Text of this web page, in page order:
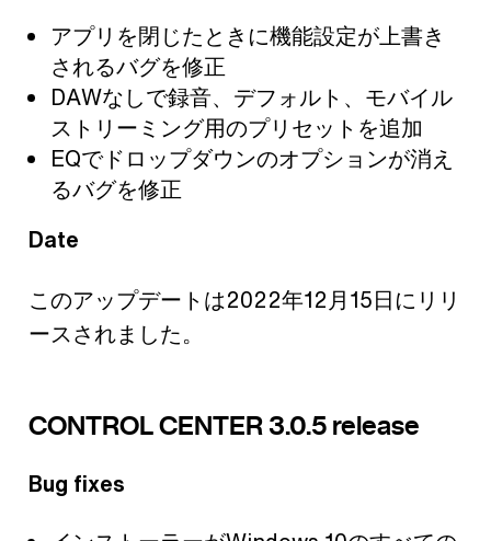
アプリを閉じたときに機能設定が上書き
されるバグを修正
DAWなしで録音、デフォルト、モバイル
ストリーミング用のプリセットを追加
EQでドロップダウンのオプションが消え
るバグを修正
Date
このアップデートは2022年12月15日にリリ
ースされました。
CONTROL CENTER 3.0.5 release
Bug fixes